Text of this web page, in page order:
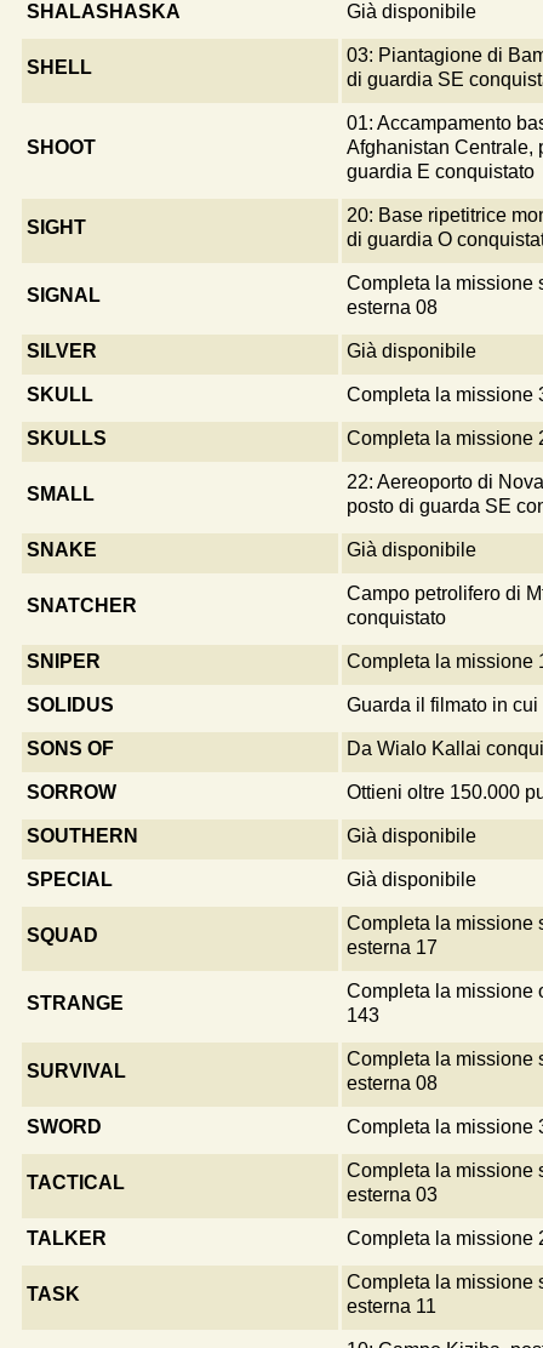
SHALASHASKA Già disponibile
SHELL
03: Piantagione di
di guardia SE
SHOOT
01: Accampamento
Afghanistan Centrale,
guardia E conquistato
SIGHT
20: Base ripetitrice
di guardia O
SIGNAL
Completa la missione
esterna 08
SILVER Già disponibile
SKULL Completa la missione
SKULLS Completa la missione
SMALL
22: Aereoporto di
posto di guarda SE
SNAKE Già disponibile
SNATCHER
Campo petrolifero di
conquistato
SNIPER Completa la missione
SOLIDUS Guarda il filmato in
SONS OF Da Wialo Kallai
SORROW Ottieni oltre 150.000
SOUTHERN Già disponibile
SPECIAL Già disponibile
SQUAD
Completa la missione
esterna 17
STRANGE
Completa la missione
143
SURVIVAL
Completa la missione
esterna 08
SWORD Completa la missione
TACTICAL
Completa la missione
esterna 03
TALKER Completa la missione
TASK
Completa la missione
esterna 11